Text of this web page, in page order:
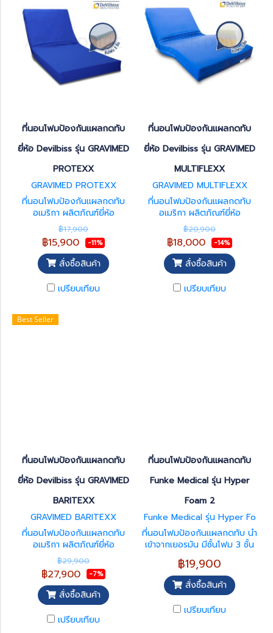
ที่นอนโฟมป้องกันแผลกดทับ
ยี่ห้อ Devilbiss รุ่น GRAVIMED
PROTEXX
GRAVIMED PROTEXX
ที่นอนโฟมป้องกันแผลกดทับ
อเมริกา ผลิตภัณฑ์ยี่ห้อ
Devilbiss ประเทศ USA (ผลิต
จากประเทศเยอรมันนี) รับประกัน
5 ปี รุ่น GRAVIMED PROTEXX
นำเข้าจากเยอรมัน ชั้นโฟม 2 ชั้น
กระจายแรงกดทับได้ดียิ่งขึ้น ใช้
ในผู้ป่วยที่มีแผลกดทับในระดับ
สูง รับน้ำหนักสูงสุด 140 กก.
฿17,900
฿15,900 -11%
สั่งซื้อสินค้า
เปรียบเทียบ
ที่นอนโฟมป้องกันแผลกดทับ
ยี่ห้อ Devilbiss รุ่น GRAVIMED
MULTIFLEXX
GRAVIMED MULTIFLEXX
ที่นอนโฟมป้องกันแผลกดทับ
อเมริกา ผลิตภัณฑ์ยี่ห้อ
Devilbiss ประเทศ USA (ผลิต
จากประเทศเยอรมันนี) รับประกัน
5 ปี รุ่น GRAVIMED
MULTIFLEXX นำเข้าจากเยอรมัน
ชั้นโฟม 3 ชั้น กระจายแรงกดทับ
ได้ดียิ่งขึ้น ใช้ในผู้ป่วยที่มีแผลกด
ทับในระดับสูง รับน้ำหนักสูงสุด
฿20,900
฿18,000 -14%
สั่งซื้อสินค้า
เปรียบเทียบ
Best Seller
ที่นอนโฟมป้องกันแผลกดทับ
ยี่ห้อ Devilbiss รุ่น GRAVIMED
BARITEXX
GRAVIMED BARITEXX
ที่นอนโฟมป้องกันแผลกดทับ
อเมริกา ผลิตภัณฑ์ยี่ห้อ
Devilbiss ประเทศ USA (ผลิต
จากประเทศเยอรมันนี) รับประกัน
5 ปี รุ่น GRAVIMED BARITEXX
นำเข้าจากเยอรมัน ชั้นโฟม 3 ชั้น
กระจายแรงกดทับได้ดียิ่งขึ้น ใช้
ในผู้ป่วยที่มีแผลกดทับในระดับ
สูง เหมาะสำหรับผู้มีน้ำหนักตั้งแต่
฿29,900
฿27,900 -7%
สั่งซื้อสินค้า
เปรียบเทียบ
ที่นอนโฟมป้องกันแผลกดทับ
Funke Medical รุ่น Hyper
Foam 2
Funke Medical รุ่น Hyper Fo
am 2
ที่นอนโฟมป้องกันแผลกดทับ นำ
เข้าจากเยอรมัน มีชั้นโฟม 3 ชั้น
กระจายแรงกดทับได้ดียิ่งขึ้น ใช้
ในผู้ป่วยที่มีแผลกดทับในระดับ
สูง หรือระดับที่ 4
฿19,900
สั่งซื้อสินค้า
เปรียบเทียบ